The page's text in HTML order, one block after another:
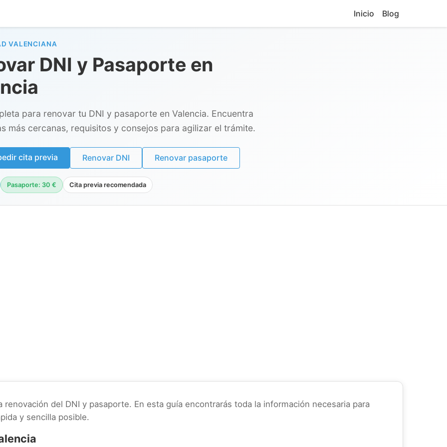
Inicio Blog
VALENCIANA
DNI y Pasaporte en
para renovar tu DNI y pasaporte en Valencia. Encuentra
más cercanas, requisitos y consejos para agilizar el trámite.
cita previa Renovar DNI Renovar pasaporte
Pasaporte: 30 € Cita previa recomendada
renovación del DNI y pasaporte. En esta guía encontrarás toda la información necesaria para
y sencilla posible.